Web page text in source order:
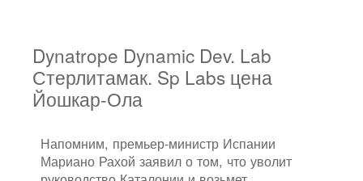
Dynatrope Dynamic Dev. Lab
Стерлитамак. Sp Labs цена
Йошкар-Ола
Напомним, премьер-министр Испании
Мариано Рахой заявил о том, что уволит